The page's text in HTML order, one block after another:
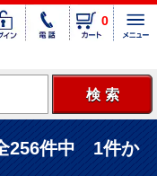
0
256件中 1件か